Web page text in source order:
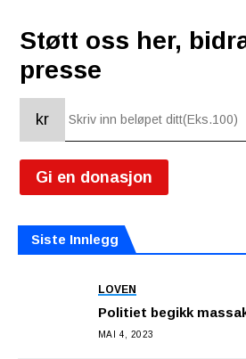
Støtt oss her,
presse
kr
Gi en donasjon
Siste Innlegg
LOVEN
Politiet begikk
MAI 4, 2023